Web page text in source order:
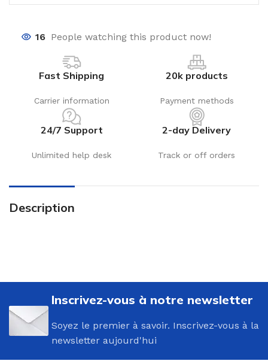
16 People watching this product now!
Fast Shipping
Carrier information
20k products
Payment methods
24/7 Support
Unlimited help desk
2-day Delivery
Track or off orders
Description
Inscrivez-vous à notre newsletter
Soyez le premier à savoir. Inscrivez-vous à la
newsletter aujourd'hui